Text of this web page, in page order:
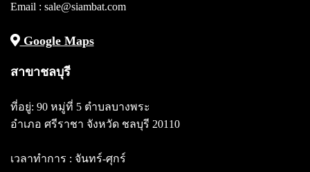
Email : sale@siambat.com
Google Maps
สาขาชลบุรี
ที่อยู่: 90 หมู่ที่ 5 ตำบลบางพระ
อำเภอ ศรีราชา จังหวัด ชลบุรี 20110
เวลาทำการ : จันทร์-ศุกร์